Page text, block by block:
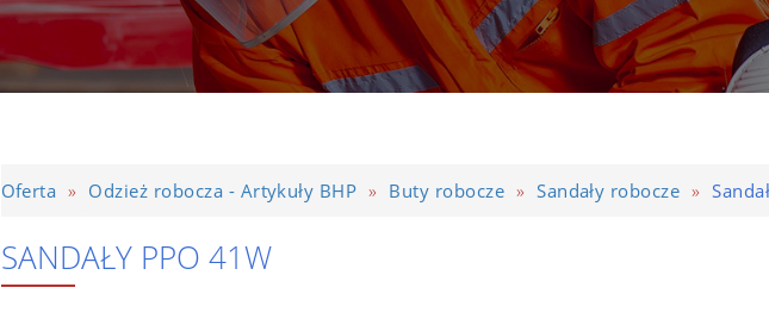
Oferta » Odzież robocza - Artykuły BHP » Buty robocze » Sandały robocze »
SANDAŁY PPO 41W